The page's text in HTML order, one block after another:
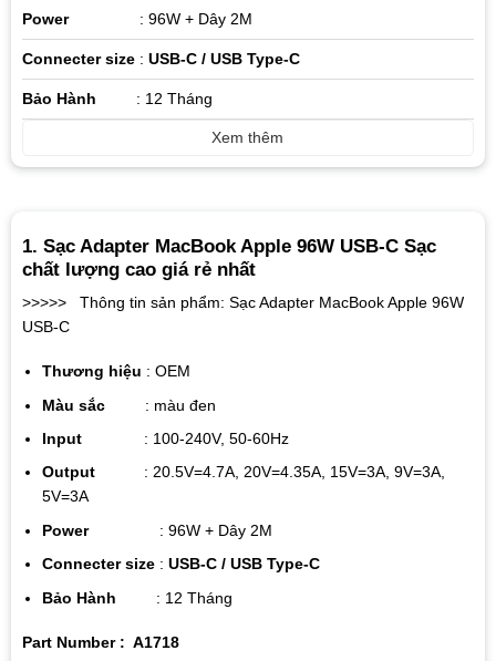
1. Sạc Adapter MacBook Apple 96W USB-C Sạc
chất lượng cao giá rẻ nhất
>>>>> Thông tin sản phẩm: Sạc Adapter MacBook Apple 96W
USB-C
Thương hiệu : OEM
Màu sắc
: màu đen
Input : 100-240V, 50-60Hz
Output : 20.5V=4.7A, 20V=4.35A, 15V=3A, 9V=3A,
5V=3A
Power : 96W + Dây 2M
Connecter size : USB-C / USB Type-C
Bảo Hành : 12 Tháng
Part Number : A1718
Power : 96W + Dây 2M
Connecter size : USB-C / USB Type-C
Bảo Hành : 12 Tháng
Xem thêm